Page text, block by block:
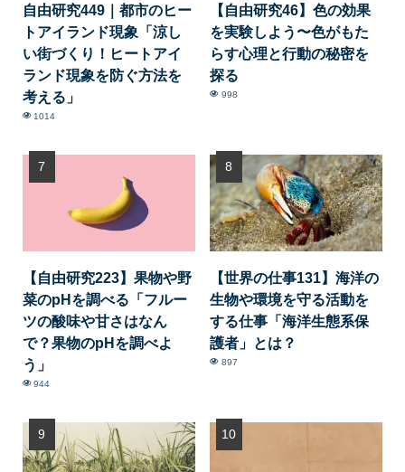
自由研究449｜都市のヒー
トアイランド現象「涼し
い街づくり！ヒートアイ
ランド現象を防ぐ方法を
考える」
1014
【自由研究46】色の効果
を実験しよう〜色がもた
らす心理と行動の秘密を
探る
998
【自由研究223】果物や野
菜のpHを調べる「フルー
ツの酸味や甘さはなん
で？果物のpHを調べよ
う」
944
【世界の仕事131】海洋の
生物や環境を守る活動を
する仕事「海洋生態系保
護者」とは？
897